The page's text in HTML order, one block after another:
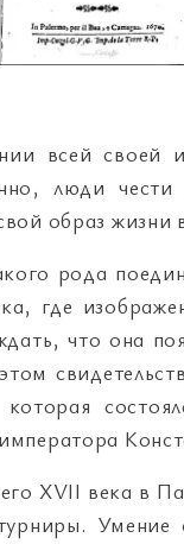
всей своей
люди
образ жизни
рода
где
что она
XVII века в
Умение